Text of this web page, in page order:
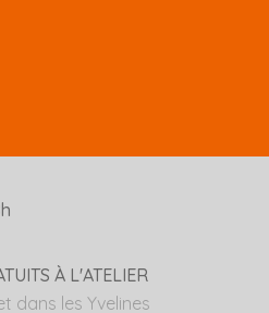
À L'ATELIER
dans les Yvelines